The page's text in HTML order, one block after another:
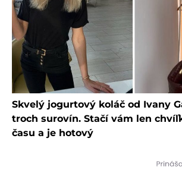
Skvelý jogurtový koláč od Ivany
troch surovín. Stačí vám len
času a je hotový